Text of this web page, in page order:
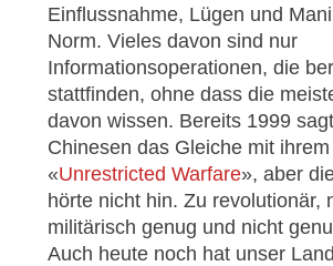
Einflussnahme, Lügen und
Norm. Vieles davon sind nur
Informationsoperationen, die
stattfinden, ohne dass die
davon wissen. Bereits 1999
Chinesen das Gleiche mit
«Unrestricted Warfare», aber
hörte nicht hin. Zu revolutionär,
militärisch genug und nicht
Auch heute noch hat unser Land